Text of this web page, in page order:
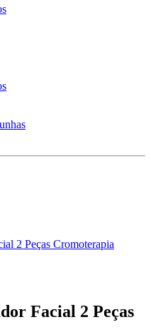
2 Peças Cromoterapia
Facial 2 Peças